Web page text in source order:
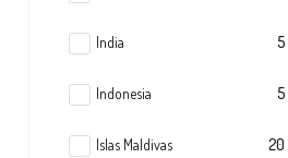
India 5
Indonesia 5
Islas Maldivas 20